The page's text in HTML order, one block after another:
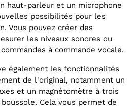
haut-parleur et un microphone
possibilités pour les
Vous pouvez créer des
les niveaux sonores ou
à commande vocale.
également les fonctionnalités
de l'original, notamment un
et un magnétomètre à trois
Cela vous permet de